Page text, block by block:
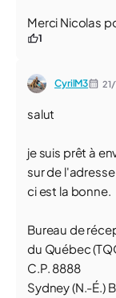
Merci Nicolas
1
CyrilM3
salut
je suis prêt à
sur de
ci est la bonne.
Bureau de
du Québec
C.P. 8888
Sydney (N.-É.)